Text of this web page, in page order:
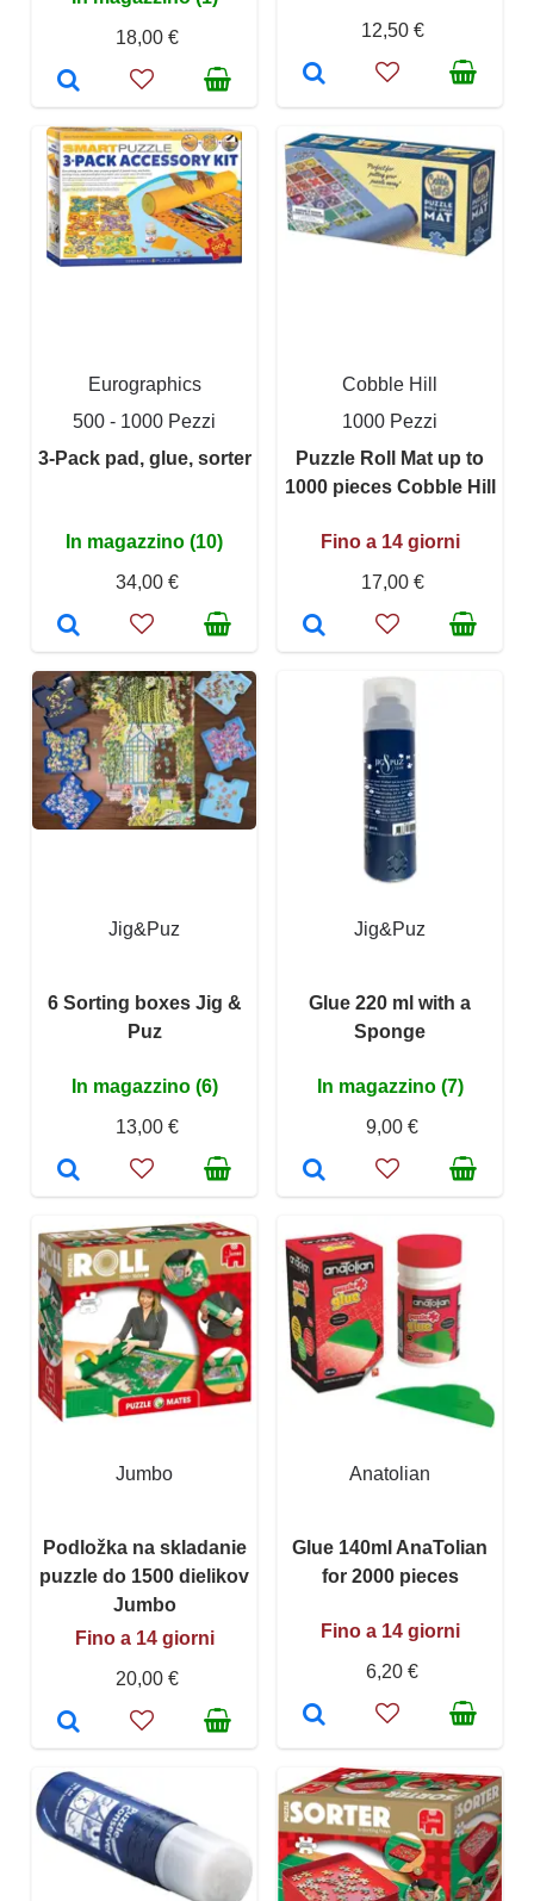
18,00 €
12,50 €
Eurographics
500 - 1000 Pezzi
3-Pack pad, glue, sorter
In magazzino (10)
34,00 €
Cobble Hill
1000 Pezzi
Puzzle Roll Mat up to
1000 pieces Cobble Hill
Fino a 14 giorni
17,00 €
Jig&Puz
6 Sorting boxes Jig &
Puz
In magazzino (6)
13,00 €
Jig&Puz
Glue 220 ml with a
Sponge
In magazzino (7)
9,00 €
Jumbo
Podložka na skladanie
puzzle do 1500 dielikov
Jumbo
Fino a 14 giorni
20,00 €
Anatolian
Glue 140ml AnaTolian
for 2000 pieces
Fino a 14 giorni
6,20 €